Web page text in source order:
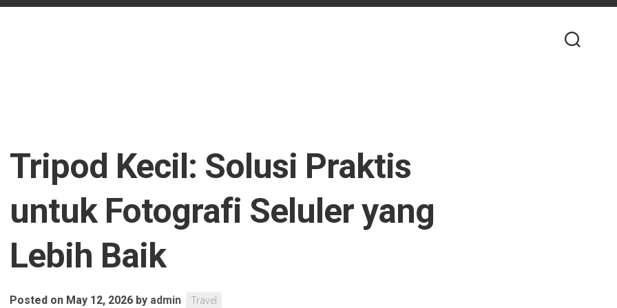
Tripod Kecil: Solusi Praktis
untuk Fotografi Seluler yang
Lebih Baik
Posted on May 12, 2026 by admin Travel